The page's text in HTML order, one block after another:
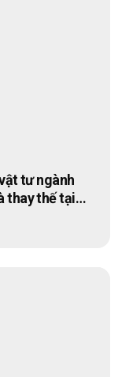
tư ngành
thay thế tại